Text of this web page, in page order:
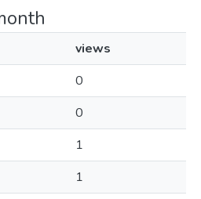
views
0
0
1
1